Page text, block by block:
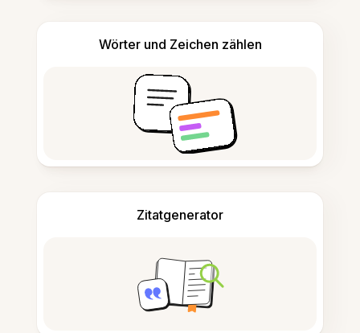
Wörter und Zeichen zählen
Zitatgenerator